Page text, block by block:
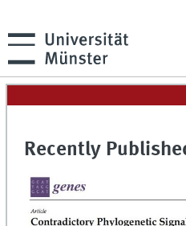
Recently